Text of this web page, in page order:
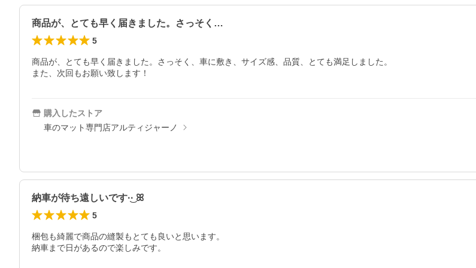
商品が、とても早く届きました。さっそく…
5
商品が、とても早く届きました。さっそく、車に敷き、サイズ感、品質、とても満足しました。
また、次回もお願い致します！
購入したストア
車のマット専門店アルティジャーノ
納車が待ち遠しいです·͜· ꕤ︎︎
5
梱包も綺麗で商品の縫製もとても良いと思います。
納車まで日があるので楽しみです。